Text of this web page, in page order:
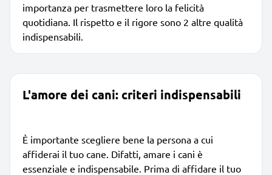
importanza per trasmettere loro la felicità
quotidiana. Il rispetto e il rigore sono 2 altre qualità
indispensabili.
L'amore dei cani: criteri indispensabili
È importante scegliere bene la persona a cui
affiderai il tuo cane. Difatti, amare i cani è
essenziale e indispensabile. Prima di affidare il tuo